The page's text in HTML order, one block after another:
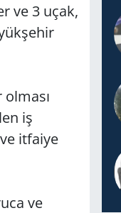
ve 3 uçak,
olması
iş
itfaiye
ve